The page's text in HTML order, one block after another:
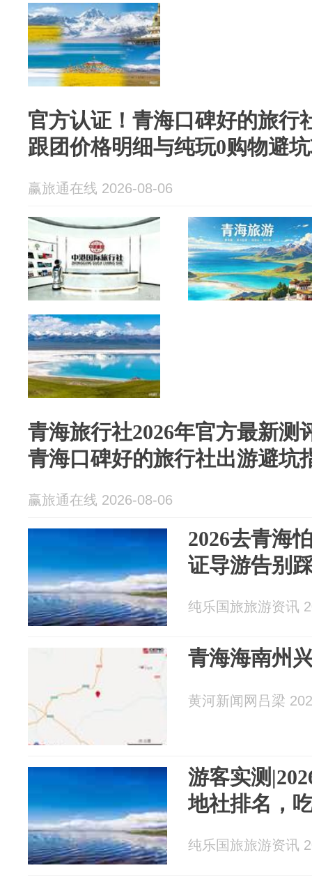
官方认证！青海口碑好的旅行
跟团价格明细与纯玩0购物避
赢旅通在线 2026-08-06
青海旅行社2026年官方最新测
青海口碑好的旅行社出游避坑
赢旅通在线 2026-08-06
2026去青海
证导游告别
纯乐国旅旅游资讯
青海海南州
黄河新闻网吕梁
游客实测
地社排名，
纯乐国旅旅游资讯